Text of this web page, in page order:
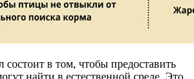
в том, чтобы предоставить